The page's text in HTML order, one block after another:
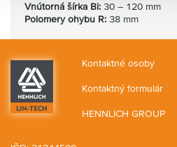
Vnútorná šírka Bi: 30 – 120 mm
Polomery ohybu R: 38 mm
Kontaktné osoby
Kontaktný formulár
HENNLICH GROUP